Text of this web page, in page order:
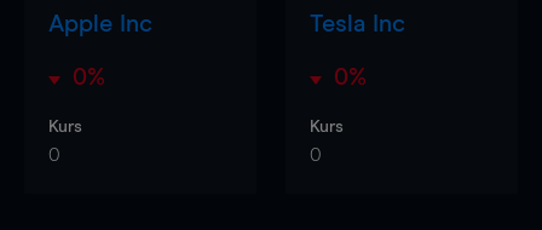
Apple Inc
0%
Kurs
0
Tesla Inc
0%
Kurs
0